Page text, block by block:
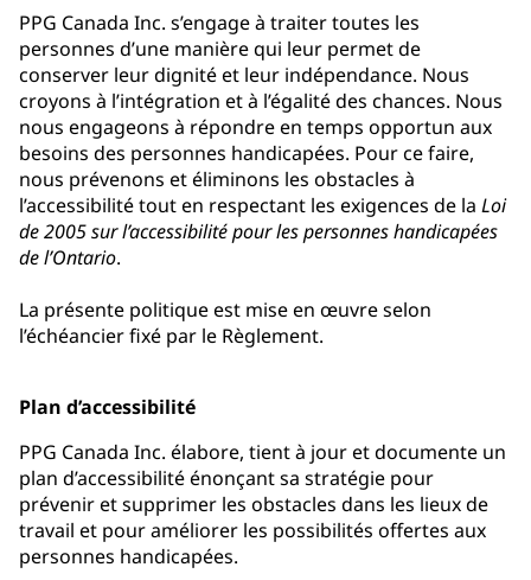
PPG Canada Inc. s’engage à traiter toutes les
personnes d’une manière qui leur permet de
conserver leur dignité et leur indépendance. Nous
croyons à l’intégration et à l’égalité des chances. Nous
nous engageons à répondre en temps opportun aux
besoins des personnes handicapées. Pour ce faire,
nous prévenons et éliminons les obstacles à
l’accessibilité tout en respectant les exigences de la Loi
de 2005 sur l’accessibilité pour les personnes handicapées
de l’Ontario.
La présente politique est mise en œuvre selon
l’échéancier fixé par le Règlement.
Plan d’accessibilité
PPG Canada Inc. élabore, tient à jour et documente un
plan d’accessibilité énonçant sa stratégie pour
prévenir et supprimer les obstacles dans les lieux de
travail et pour améliorer les possibilités offertes aux
personnes handicapées.